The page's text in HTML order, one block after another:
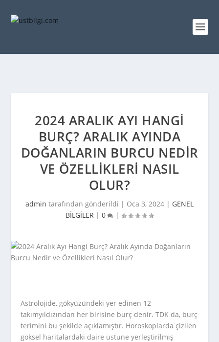
2024 ARALIK AYI HANGI
BURÇ? ARALIK AYINDA
DOĞANLARIN BURCU NEDIR
VE ÖZELLIKLERI NASIL
OLUR?
admin tarafından gönderildi | Oca 3, 2024 | GENEL
BİLGİLER | 0 |
Astrolojide, gökyüzündeki yer edinen 12
takımyıldızından her birisine burç denir. TDK da, burç
terimini bu şekilde açıklamıştır. Horoskoplarda çizilen
göksel haritalardaki daire üstüne yerleştirilmiş